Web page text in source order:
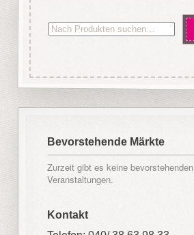
Bevorstehende Märkte
Zurzeit gibt es keine bevorstehenden
Veranstaltungen.
Kontakt